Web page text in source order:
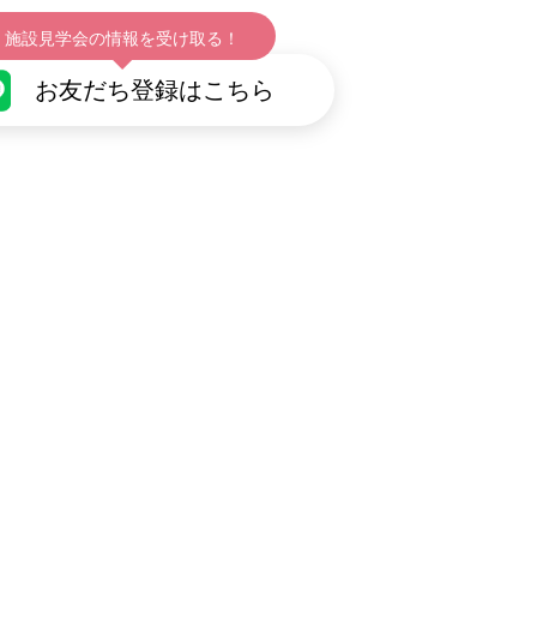
施設見学会の情報を受け取る！
お友だち登録はこちら